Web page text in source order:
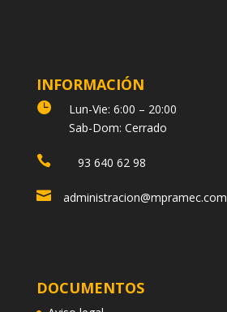
INFORMACIÓN

Lun-Vie: 6:00 – 20:00
Sab-Dom: Cerrado
 93 640 62 98
 administracion@mpramec.com
DOCUMENTOS